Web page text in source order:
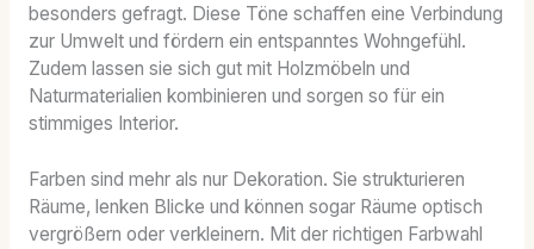
besonders gefragt. Diese Töne schaffen eine Verbindung
zur Umwelt und fördern ein entspanntes Wohngefühl.
Zudem lassen sie sich gut mit Holzmöbeln und
Naturmaterialien kombinieren und sorgen so für ein
stimmiges Interior.
Farben sind mehr als nur Dekoration. Sie strukturieren
Räume, lenken Blicke und können sogar Räume optisch
vergrößern oder verkleinern. Mit der richtigen Farbwahl